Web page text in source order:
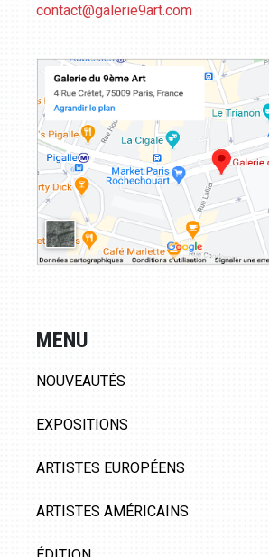
contact@galerie9art.com
MENU
NOUVEAUTÉS
EXPOSITIONS
ARTISTES EUROPÉENS
ARTISTES AMÉRICAINS